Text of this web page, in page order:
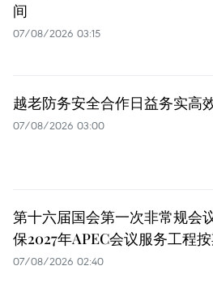
间
07/08/2026 03:15
越老防务安全合作日益务实高
07/08/2026 03:00
第十六届国会第一次非常规会
保2027年APEC会议服务工程
07/08/2026 02:40